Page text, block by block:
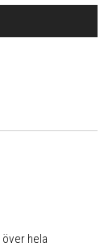
över hela